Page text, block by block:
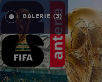
GALERIE (3)